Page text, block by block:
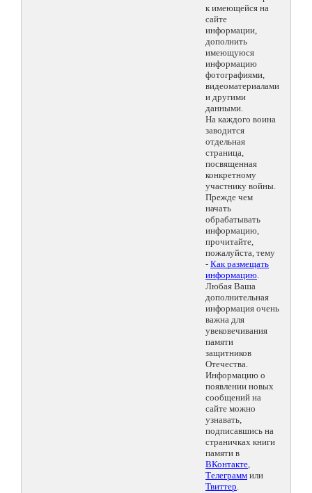
к имеющейся на
сайте
информации,
дополнить
имеющуюся
информацию
фотографиями,
видеоматериалами
и другими
данными.
На каждого воина
заводится
отдельная
страница,
посвященная
конкретному
участнику войны.
Прежде чем
начать
обрабатывать
информацию,
прочитайте,
пожалуйста, тему
- Как размещать
информацию.
Любая Ваша
дополнительная
информация очень
важна для
увековечивания
памяти
защитников
Отечества.
Информацию о
появлении новых
сообщений на
сайте можно
узнавать,
подписавшись на
страничках книги
памяти в
ВКонтакте,
Телеграмм или
Твиттер.